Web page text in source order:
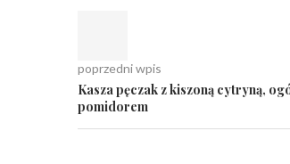
poprzedni wpis
Kasza pęczak z kiszoną cytryną,
pomidorem